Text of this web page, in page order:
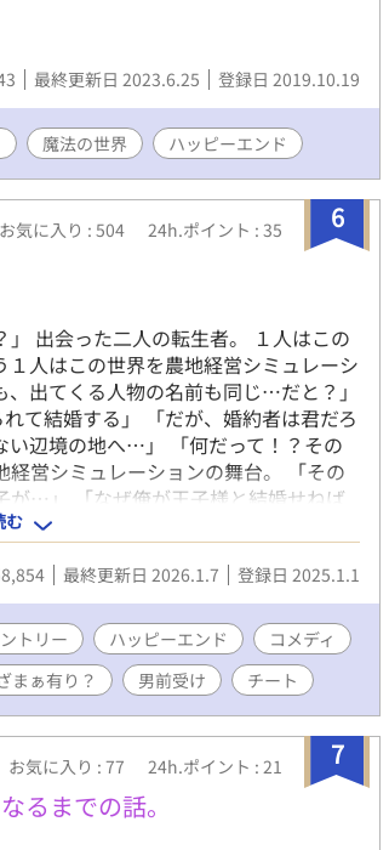
最終更新日 2023.6.25 登録日 2019.10.19
魔法の世界 ハッピーエンド
6
お気に入り : 504 24h.ポイント : 35
」 出会った二人の転生者。 １人はこの
人はこの世界を農地経営シミュレーシ
出てくる人物の名前も同じ…だと？」
て結婚する」 「だが、婚約者は君だろ
い辺境の地へ…」 「何だって！？その
営シミュレーションの舞台。 「その
が…」 「なぜ俺が王子様と結婚せねば
これBL…」 ちょっとズレた世界線か
か？ 一体彼らは誰とくっつき誰と家族
※オメガバース設定 俺がお前でお前が
む
最終更新日 2026.1.7 登録日 2025.1.1
トリー ハッピーエンド
コメディ
まぁ有り？ 男前受け チート
7
お気に入り : 77 24h.ポイント : 21
るまでの話。